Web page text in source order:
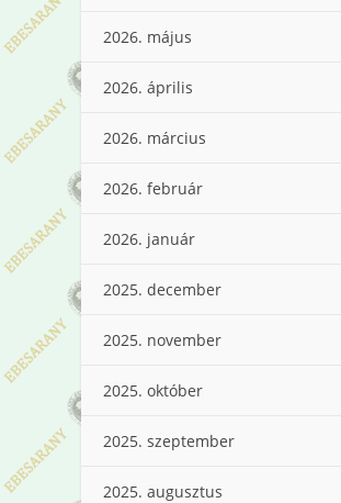
2026. május
2026. április
2026. március
2026. február
2026. január
2025. december
2025. november
2025. október
2025. szeptember
2025. augusztus